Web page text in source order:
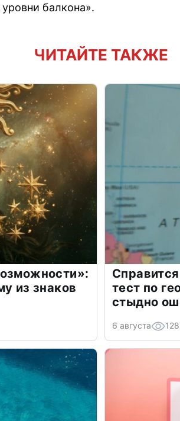
балкона».
ЧИТАЙТЕ ТАКЖЕ
из знаков
тест по
стыдно
6 августа 128